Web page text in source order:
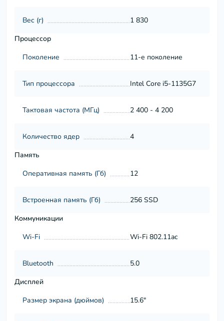
Вес (г)
1 830
Процессор
Поколение
11-е поколение
Тип процессора Intel Core i5-1135G7
Тактовая частота (МГц) 2 400 - 4 200
Количество ядер
4
Память
Оперативная память (Гб)
12
Встроенная память (Гб)
256 SSD
Коммуникации
Wi-Fi
Wi-Fi 802.11ac
Bluetooth
5.0
Дисплей
Размер экрана (дюймов)
15.6"